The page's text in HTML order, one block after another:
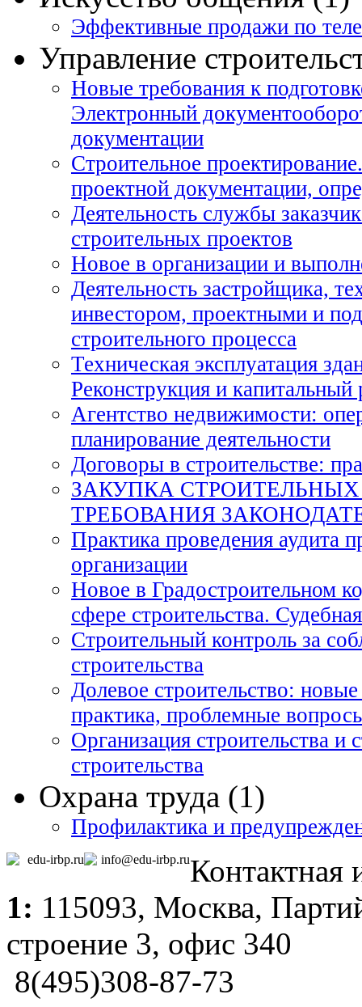
Эффективные продажи по
Управление
Новые требования к
Электронный
документации
Строительное
проектной документации,
Деятельность службы
строительных проектов
Новое в организации и
Деятельность застройщика,
инвестором, проектными и
строительного процесса
Техническая эксплуатация
Реконструкция и капитальный
Агентство недвижимости:
планирование деятельности
Договоры в строительстве:
ЗАКУПКА СТРОИТЕЛЬНЫХ
ТРЕБОВАНИЯ
Практика проведения аудита
организации
Новое в Градостроительном
сфере строительства.
Строительный контроль за
строительства
Долевое строительство:
практика, проблемные
Организация строительства и
строительства
Охрана труда (1)
Профилактика и
edu-irbp.ru info@edu-irbp.ruКонтактная
1: 115093, Москва,
строение 3, офис 340
8(495)308-87-73